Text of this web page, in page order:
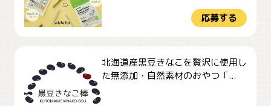
応募する
北海道産黒豆きなこを贅沢に使用し
た無添加・自然素材のおやつ「...